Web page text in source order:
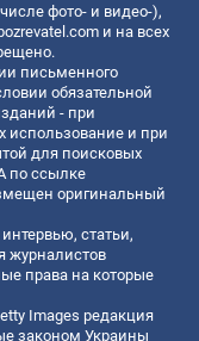
фото- и видео-),
и на всех
письменного
обязательной
- при
использование и при
для поисковых
по ссылке
оригинальный
статьи,
журналистов
права на которые
Images редакция
законом Украины